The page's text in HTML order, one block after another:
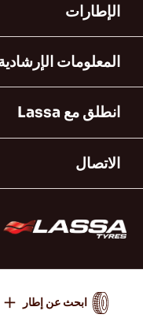
الإطارات
المعلومات
انطلق مع Lassa
الاتصال
ابحث عن إطار